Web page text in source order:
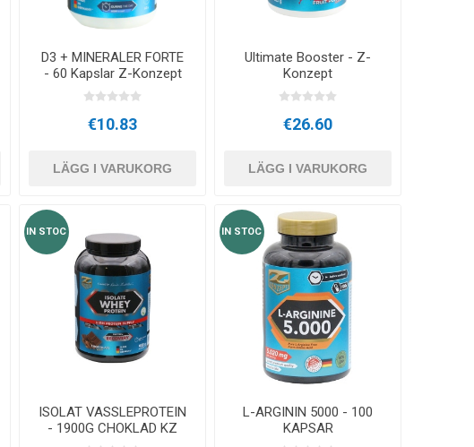
D3 + MINERALER FORTE
- 60 Kapslar Z-Konzept
€10.83
LÄGG I VARUKORG
Ultimate Booster - Z-
Konzept
€26.60
LÄGG I VARUKORG
IN STOC
ISOLAT VASSLEPROTEIN
- 1900G CHOKLAD KZ
IN STOC
L-ARGININ 5000 - 100
KAPSAR